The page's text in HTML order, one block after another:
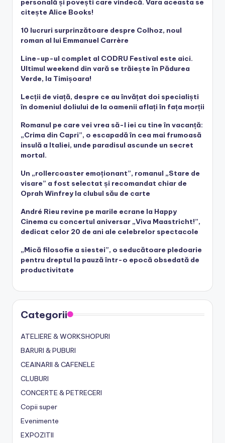
personală și povești care vindecă. Vara aceasta se
citește Alice Books!
10 lucruri surprinzătoare despre Colhoz, noul
roman al lui Emmanuel Carrère
Line-up-ul complet al CODRU Festival este aici.
Ultimul weekend din vară se trăiește în Pădurea
Verde, la Timișoara!
Lecții de viață, despre ce au învățat doi specialiști
în domeniul doliului de la oamenii aflați în fața morții
Romanul pe care vei vrea să-l iei cu tine în vacanță:
„Crima din Capri”, o escapadă în cea mai frumoasă
insulă a Italiei, unde paradisul ascunde un secret
mortal.
Un „rollercoaster emoționant”, romanul „Stare de
visare” a fost selectat și recomandat chiar de
Oprah Winfrey la clubul său de carte
André Rieu revine pe marile ecrane la Happy
Cinema cu concertul aniversar „Viva Maastricht!”,
dedicat celor 20 de ani ale celebrelor spectacole
„Mică filosofie a siestei”, o seducătoare pledoarie
pentru dreptul la pauză într-o epocă obsedată de
productivitate
Categorii
ATELIERE & WORKSHOPURI
BARURI & PUBURI
CEAINARII & CAFENELE
CLUBURI
CONCERTE & PETRECERI
Copii super
Evenimente
EXPOZITII